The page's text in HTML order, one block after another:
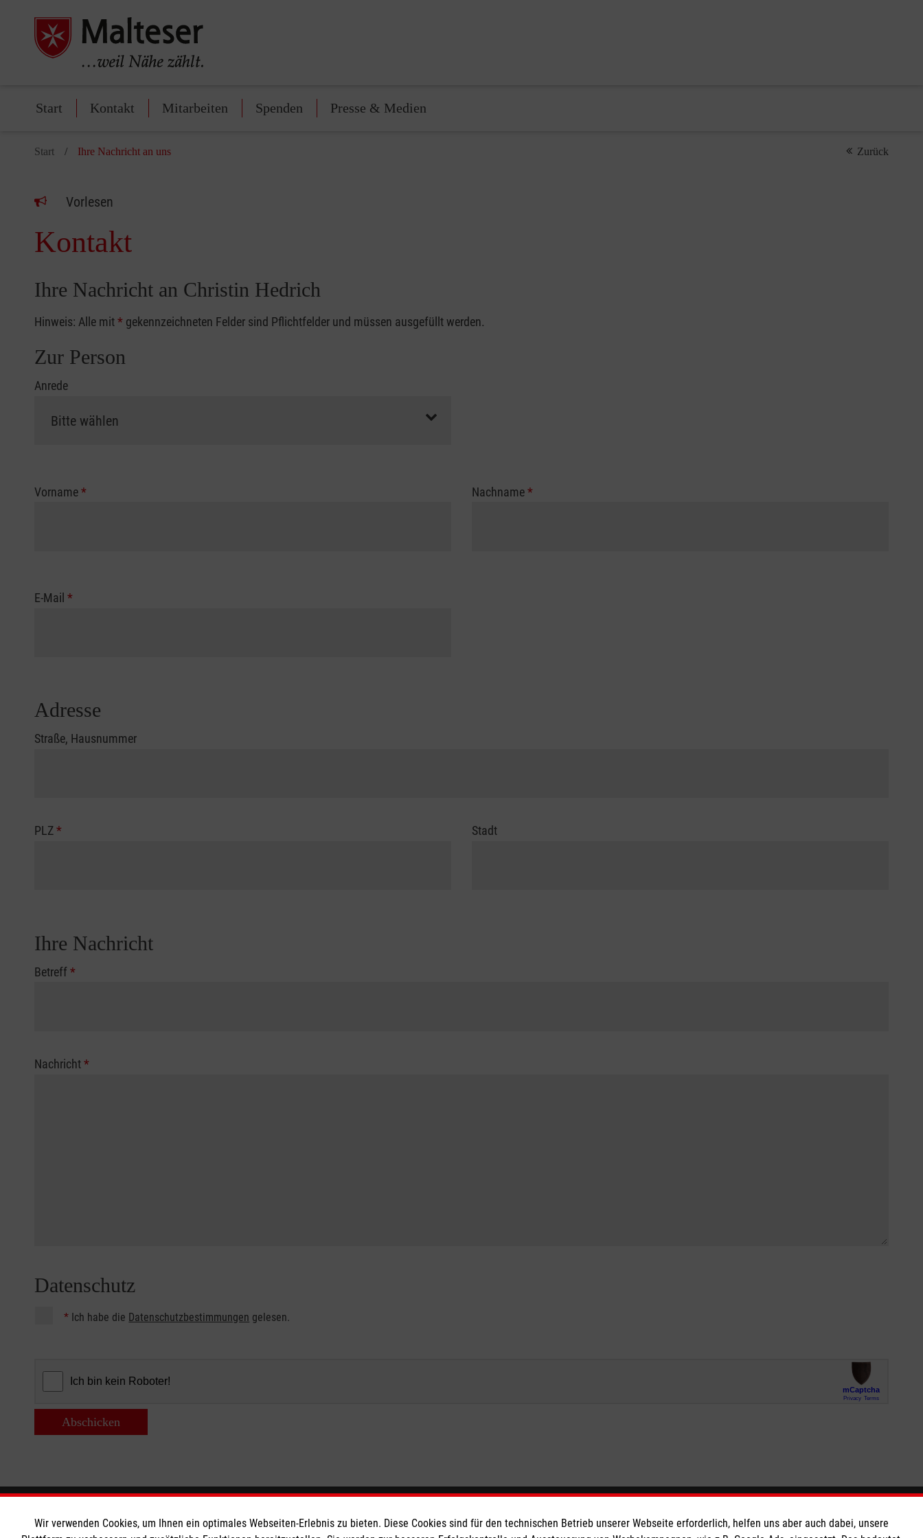
Start Kontakt Mitarbeiten Spenden Presse & Medien
Start Ihre Nachricht an uns Zurück
Vorlesen
Kontakt
Ihre Nachricht an Christin Hedrich
Hinweis: Alle mit* gekennzeichneten Felder sind Pflichtfelder und müssen ausgefüllt werden.
Zur Person
Anrede
Vorname* Nachname*
E-Mail *
Adresse
Straße, Hausnummer
PLZ* Stadt
Ihre Nachricht
Betreff*
Nachricht*
Datenschutz
* Ich habe die Datenschutzbestimmungen gelesen.
Abschicken
Informationen Die Malteser Spendenkonto So finden Sie uns
Wir verwenden Cookies, um Ihnen ein optimales Webseiten-Erlebnis zu bieten. Diese Cookies sind für den technischen Betrieb unserer Webseite erforderlich, helfen uns aber auch dabei, unsere